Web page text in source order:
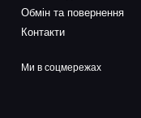
Обмін та повернення
Контакти
Ми в соцмережах